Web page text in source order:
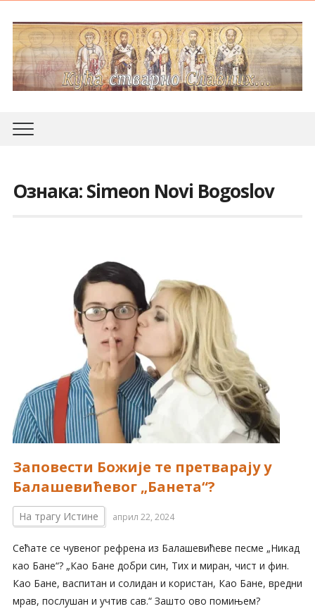
Ознака:Simeon Novi Bogoslov
Заповести Божије те претварају у
Балашевићевог „Банета“?
На трагу Истине април 22, 2024
Сећате се чувеног рефрена из Балашевићеве песме „Никад
као Бане“? „Као Бане добри син, Тих и миран, чист и фин.
Као Бане, васпитан и солидан и користан, Као Бане, вредни
мрав, послушан и учтив сав.“ Зашто ово помињем?